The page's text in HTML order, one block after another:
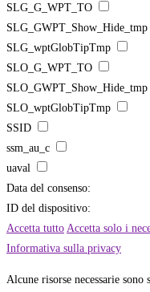
SLG_G_WPT_TO
SLG_GWPT_Show_Hide_tmp
SLG_wptGlobTipTmp
SLO_G_WPT_TO
SLO_GWPT_Show_Hide_tmp
SLO_wptGlobTipTmp
SSID
ssm_au_c
uaval
Data del consenso:
ID del dispositivo:
Accetta tutto Accetta solo i
Informativa sulla privacy
Alcune risorse necessarie